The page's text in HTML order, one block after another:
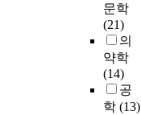
문학
(21)
의
약학
(14)
공
학 (13)